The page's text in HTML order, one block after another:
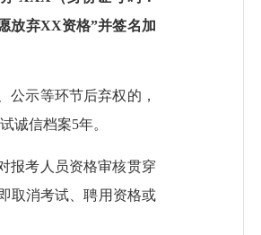
放弃XX资格”并签名加
公示等环节后弃权的，
诚信档案5年。
报考人员资格审核贯穿
取消考试、聘用资格或